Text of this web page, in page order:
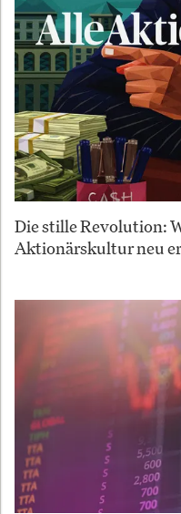
Die stille Revolution:
Aktionärskultur neu